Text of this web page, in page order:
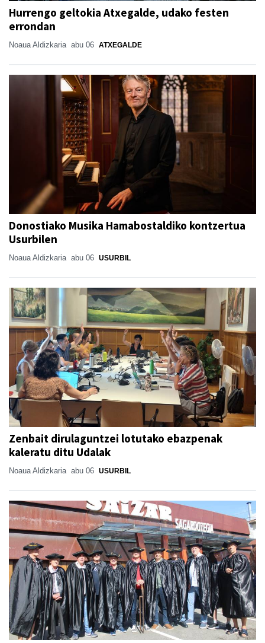
Hurrengo geltokia Atxegalde, udako festen
errondan
Noaua Aldizkaria abu 06 ATXEGALDE
Donostiako Musika Hamabostaldiko kontzertua
Usurbilen
Noaua Aldizkaria abu 06 USURBIL
Zenbait dirulaguntzei lotutako ebazpenak
kaleratu ditu Udalak
Noaua Aldizkaria abu 06 USURBIL